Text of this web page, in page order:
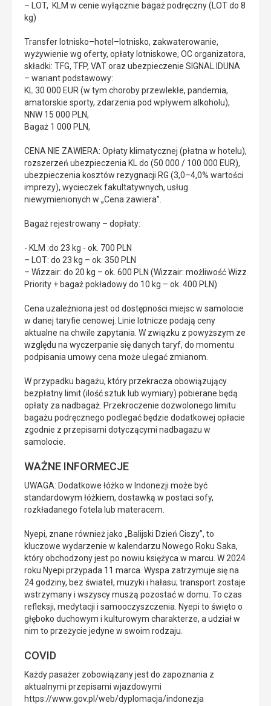
– LOT, KLM w cenie wyłącznie bagaż podręczny (LOT do 8
kg)
Transfer lotnisko–hotel–lotnisko, zakwaterowanie,
wyżywienie wg oferty, opłaty lotniskowe, OC organizatora,
składki: TFG, TFP, VAT oraz ubezpieczenie SIGNAL IDUNA
– wariant podstawowy:
KL 30 000 EUR (w tym choroby przewlekłe, pandemia,
amatorskie sporty, zdarzenia pod wpływem alkoholu),
NNW 15 000 PLN,
Bagaż 1 000 PLN,
CENA NIE ZAWIERA: Opłaty klimatycznej (płatna w hotelu),
rozszerzeń ubezpieczenia KL do (50 000 / 100 000 EUR),
ubezpieczenia kosztów rezygnacji RG (3,0–4,0% wartości
imprezy), wycieczek fakultatywnych, usług
niewymienionych w „Cena zawiera”.
Bagaż rejestrowany – dopłaty:
- KLM :do 23 kg - ok. 700 PLN
– LOT: do 23 kg – ok. 350 PLN
– Wizzair: do 20 kg – ok. 600 PLN (Wizzair: możliwość Wizz
Priority + bagaż pokładowy do 10 kg – ok. 400 PLN)
Cena uzależniona jest od dostępności miejsc w samolocie
w danej taryfie cenowej. Linie lotnicze podają ceny
aktualne na chwile zapytania. W związku z powyższym ze
względu na wyczerpanie się danych taryf, do momentu
podpisania umowy cena może ulegać zmianom.
W przypadku bagażu, który przekracza obowiązujący
bezpłatny limit (ilość sztuk lub wymiary) pobierane będą
opłaty za nadbagaż. Przekroczenie dozwolonego limitu
bagażu podręcznego podlegać będzie dodatkowej opłacie
zgodnie z przepisami dotyczącymi nadbagażu w
samolocie.
WAŻNE INFORMECJE
UWAGA: Dodatkowe łóżko w Indonezji może być
standardowym łóżkiem, dostawką w postaci sofy,
rozkładanego fotela lub materacem.
Nyepi, znane również jako „Balijski Dzień Ciszy”, to
kluczowe wydarzenie w kalendarzu Nowego Roku Saka,
który obchodzony jest po nowiu księżyca w marcu. W 2024
roku Nyepi przypada 11 marca. Wyspa zatrzymuje się na
24 godziny, bez świateł, muzyki i hałasu; transport zostaje
wstrzymany i wszyscy muszą pozostać w domu. To czas
refleksji, medytacji i samooczyszczenia. Nyepi to święto o
głęboko duchowym i kulturowym charakterze, a udział w
nim to przeżycie jedyne w swoim rodzaju.
COVID
Każdy pasażer zobowiązany jest do zapoznania z
aktualnymi przepisami wjazdowymi
https://www.gov.pl/web/dyplomacja/indonezja